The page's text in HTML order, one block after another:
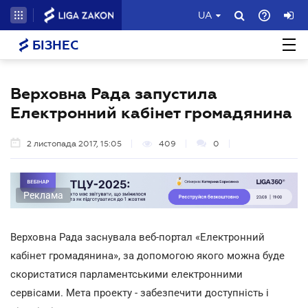
UA
БІЗНЕС
Верховна Рада запустила
Електронний кабінет громадянина
2 листопада 2017, 15:05 409 0
Реклама
Верховна Рада заснувала веб-портал «Електронний
кабінет громадянина», за допомогою якого можна буде
скористатися парламентськими електронними
сервісами. Мета проекту - забезпечити доступність і